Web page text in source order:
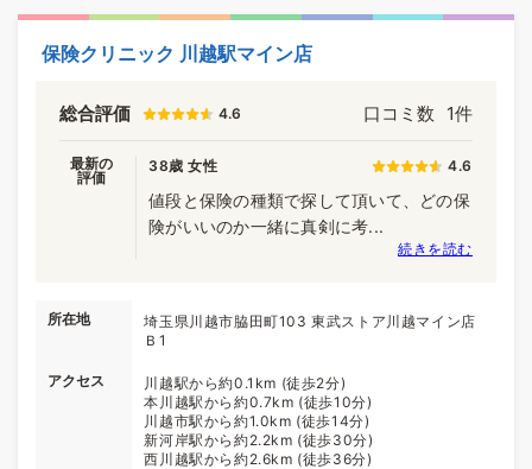
保険クリニック 川越駅マイン店
総合評価 4.6 口コミ数 1件
最新の
評価
38歳 女性 4.6
値段と保険の種類で探して頂いて、どの保
険がいいのか一緒に真剣に考...
続きを読む
所在地
埼玉県川越市脇田町103 東武ストア川越マイン店
Ｂ1
アクセス
川越駅から約0.1km (徒歩2分)
本川越駅から約0.7km (徒歩10分)
川越市駅から約1.0km (徒歩14分)
新河岸駅から約2.2km (徒歩30分)
西川越駅から約2.6km (徒歩36分)